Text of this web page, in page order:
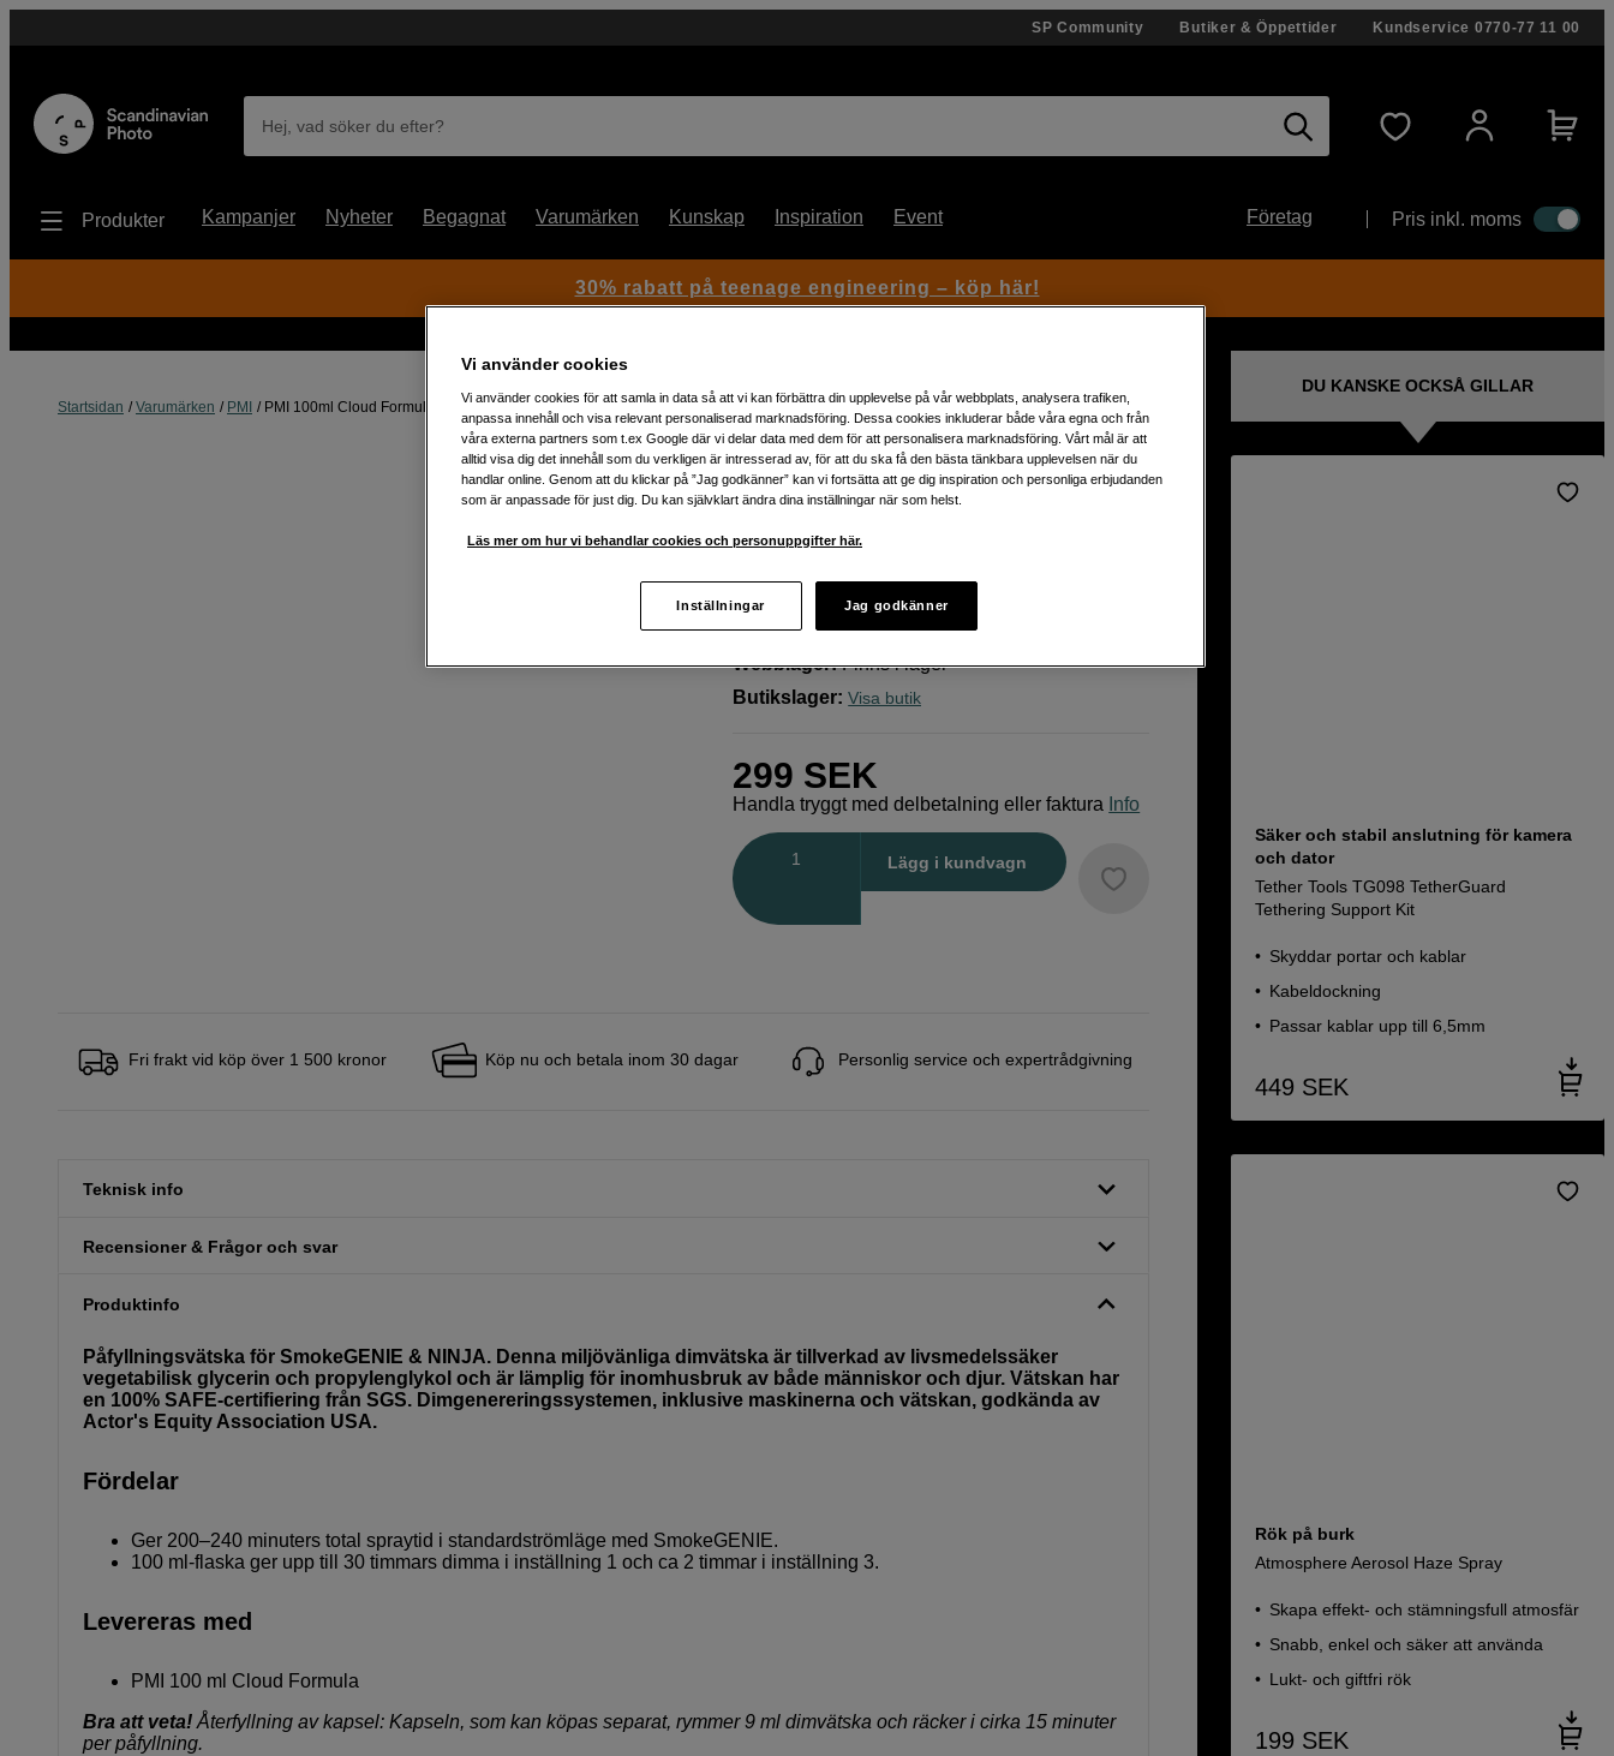
SP Community Butiker & Öppettider Kundservice 0770-77 11 00
Hej, vad söker du efter?
Produkter Kampanjer Nyheter Begagnat Varumärken Kunskap Inspiration Event Företag Pris inkl. moms
Startsidan Varumärken PMI PMI 100ml Cloud Formula
Artikelnummer: 1061220
& NINJA
Webblager:Finns i lager
Butikslager: Visa butik
299 SEK
Handla tryggt med delbetalning eller faktura Info
Lägg i kundvagn
Fri frakt vid köp över 1 500 kronor Köp nu och betala inom 30 dagar Personlig service och expertrådgivning
Teknisk info
Recensioner & Frågor och svar
Produktinfo
Påfyllningsvätska för SmokeGENIE & NINJA. Denna miljövänliga dimvätska är tillverkad av livsmedelssäker
vegetabilisk glycerin och propylenglykol och är lämplig för inomhusbruk av både människor och djur. Vätskan har
en 100% SAFE-certifiering från SGS. Dimgenereringssystemen, inklusive maskinerna och vätskan, godkända av
Actor's Equity Association USA.
Fördelar
Ger 200–240 minuters total spraytid i standardströmläge med SmokeGENIE.
100 ml-flaska ger upp till 30 timmars dimma i inställning 1 och ca 2 timmar i inställning 3.
Levereras med
PMI 100 ml Cloud Formula
Bra att veta! Återfyllning av kapsel: Kapseln, som kan köpas separat, rymmer 9 ml dimvätska och räcker i cirka 15 minuter
per påfyllning.
DU KANSKE OCKSÅ GILLAR
Säker och stabil anslutning för kamera
och dator
Tether Tools TG098 TetherGuard
Tethering Support Kit
Skyddar portar och kablar
Kabeldockning
Passar kablar upp till 6,5mm
449 SEK
Rök på burk
Atmosphere Aerosol Haze Spray
Skapa effekt- och stämningsfull atmosfär
Snabb, enkel och säker att använda
Lukt- och giftfri rök
199 SEK
30% rabatt på teenage engineering – köp här!
Vi använder cookies
Vi använder cookies för att samla in data så att vi kan förbättra din upplevelse på vår webbplats, analysera trafiken,
anpassa innehåll och visa relevant personaliserad marknadsföring. Dessa cookies inkluderar både våra egna och från
våra externa partners som t.ex Google där vi delar data med dem för att personalisera marknadsföring. Vårt mål är att
alltid visa dig det innehåll som du verkligen är intresserad av, för att du ska få den bästa tänkbara upplevelsen när du
handlar online. Genom att du klickar på ”Jag godkänner” kan vi fortsätta att ge dig inspiration och personliga erbjudanden
som är anpassade för just dig. Du kan självklart ändra dina inställningar när som helst.
Läs mer om hur vi behandlar cookies och personuppgifter här.
Inställningar Jag godkänner